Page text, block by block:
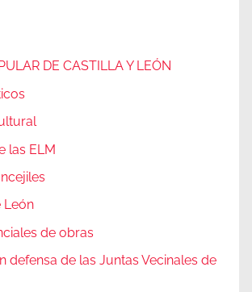
DE CASTILLA Y LEÓN
las ELM
León
de obras
defensa de las Juntas Vecinales de